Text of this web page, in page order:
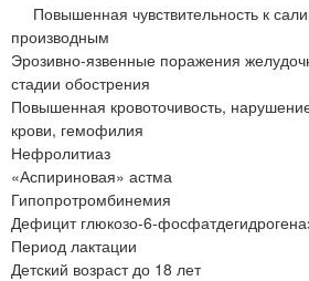
Повышенная чувствительность к
производным
Эрозивно-язвенные поражения
стадии обострения
Повышенная кровоточивость,
крови, гемофилия
Нефролитиаз
«Аспириновая» астма
Гипопротромбинемия
Дефицит глюкозо-6-
Период лактации
Детский возраст до 18 лет